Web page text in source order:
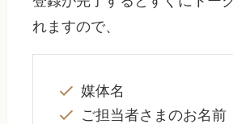
れますので、
媒体名
ご担当者さまのお名前